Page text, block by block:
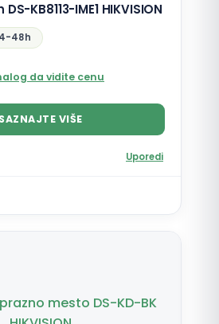
KB8113-IME1 HIKVISION
48h
da vidite cenu
SAZNAJTE VIŠE
Uporedi